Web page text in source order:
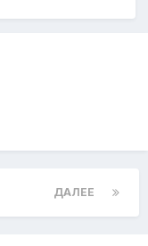
ДАЛЕЕ